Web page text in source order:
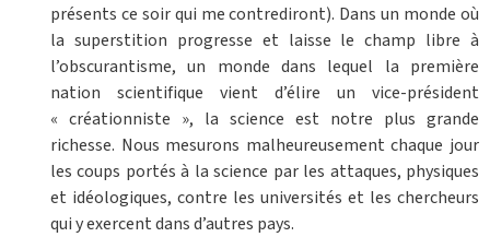
présents ce soir qui me contrediront). Dans un monde où
la superstition progresse et laisse le champ libre à
l’obscurantisme, un monde dans lequel la première
nation scientifique vient d’élire un vice-président
« créationniste », la science est notre plus grande
richesse. Nous mesurons malheureusement chaque jour
les coups portés à la science par les attaques, physiques
et idéologiques, contre les universités et les chercheurs
qui y exercent dans d’autres pays.